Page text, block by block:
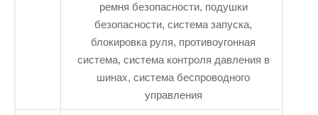
ремня безопасности, подушки
безопасности, система запуска,
блокировка руля, противоугонная
система, система контроля давления в
шинах, система беспроводного
управления